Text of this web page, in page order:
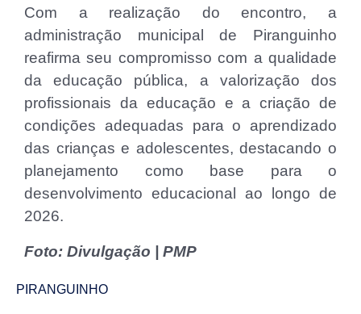
Com a realização do encontro, a
administração municipal de Piranguinho
reafirma seu compromisso com a qualidade
da educação pública, a valorização dos
profissionais da educação e a criação de
condições adequadas para o aprendizado
das crianças e adolescentes, destacando o
planejamento como base para o
desenvolvimento educacional ao longo de
2026.
Foto: Divulgação | PMP
PIRANGUINHO